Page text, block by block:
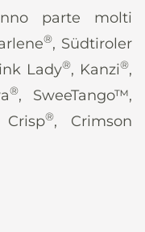
parte molti
®, Südtiroler
Lady®, Kanzi®,
®, SweeTango™,
®, Crimson